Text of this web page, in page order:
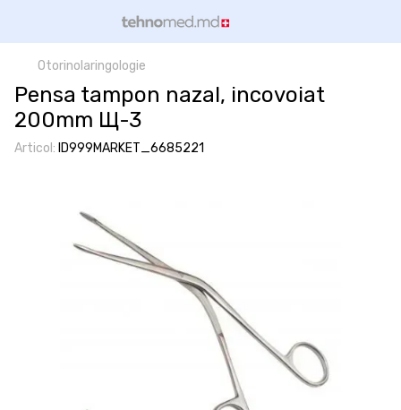
Otorinolaringologie
Pensa tampon nazal, incovoiat
200mm Щ-3
Articol: ID999MARKET_6685221